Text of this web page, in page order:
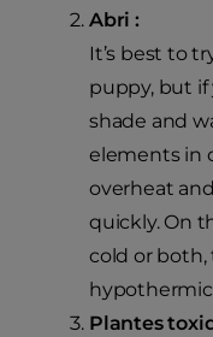
Abri :
It’s best to
puppy, but if
shade and
elements in
overheat
quickly. On
cold or
Plantes